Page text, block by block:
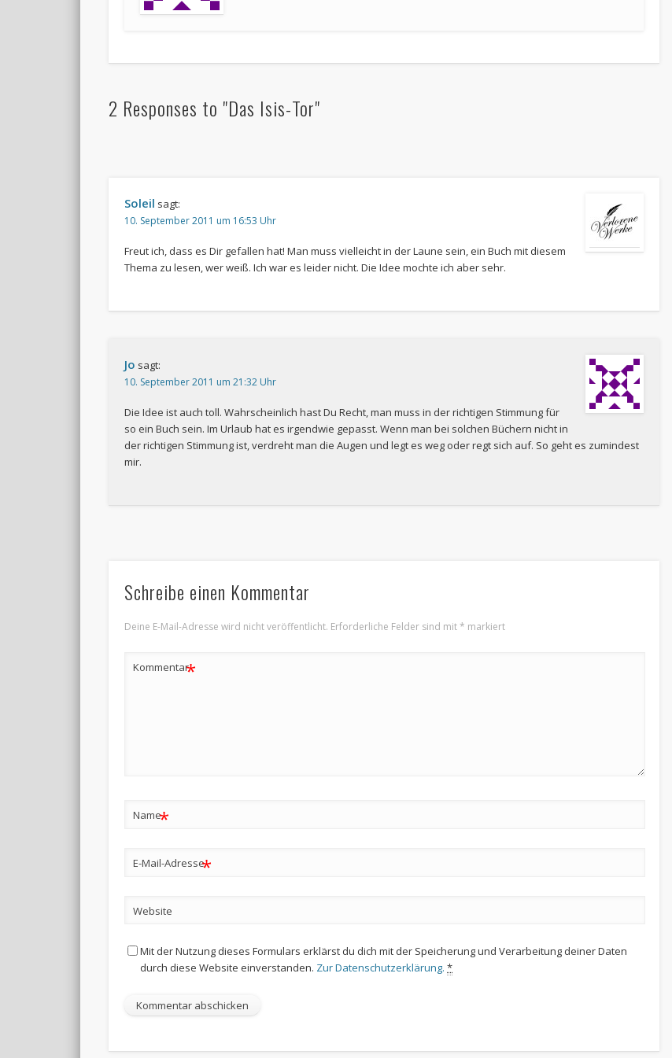
2 Responses to "Das Isis-Tor"
Soleil sagt:
10. September 2011 um 16:53 Uhr
Freut ich, dass es Dir gefallen hat! Man muss vielleicht in der Laune sein, ein Buch mit diesem
Thema zu lesen, wer weiß. Ich war es leider nicht. Die Idee mochte ich aber sehr.
Jo sagt:
10. September 2011 um 21:32 Uhr
Die Idee ist auch toll. Wahrscheinlich hast Du Recht, man muss in der richtigen Stimmung für
so ein Buch sein. Im Urlaub hat es irgendwie gepasst. Wenn man bei solchen Büchern nicht in
der richtigen Stimmung ist, verdreht man die Augen und legt es weg oder regt sich auf. So geht es zumindest
mir.
Schreibe einen Kommentar
Deine E-Mail-Adresse wird nicht veröffentlicht. Erforderliche Felder sind mit* markiert
Kommentar*
Name*
E-Mail-Adresse*
Website
Mit der Nutzung dieses Formulars erklärst du dich mit der Speicherung und Verarbeitung deiner Daten
durch diese Website einverstanden. Zur Datenschutzerklärung. *